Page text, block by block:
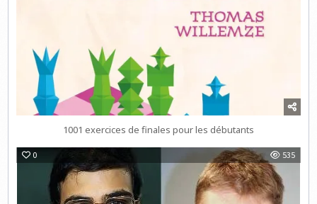
1001 exercices de finales pour les débutants
0 535